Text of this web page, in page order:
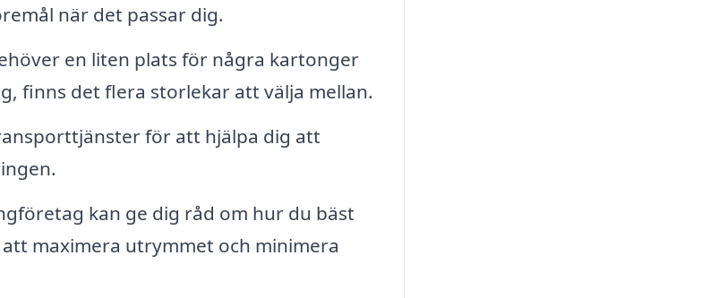
när det passar dig.
en liten plats för några kartonger
finns det flera storlekar att välja mellan.
för att hjälpa dig att
kan ge dig råd om hur du bäst
maximera utrymmet och minimera